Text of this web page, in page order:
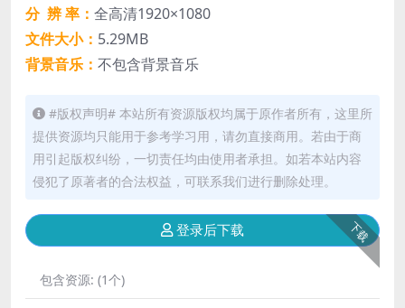
分 辨 率： 全高清1920×1080
文件大小： 5.29MB
背景音乐： 不包含背景音乐
#版权声明# 本站所有资源版权均属于原作者所有，这里所
提供资源均只能用于参考学习用，请勿直接商用。若由于商
用引起版权纠纷，一切责任均由使用者承担。如若本站内容
侵犯了原著者的合法权益，可联系我们进行删除处理。
下载
登录后下载
包含资源: (1个)